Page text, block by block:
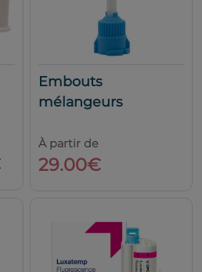
Embouts
mélangeurs
À partir de
29.00€